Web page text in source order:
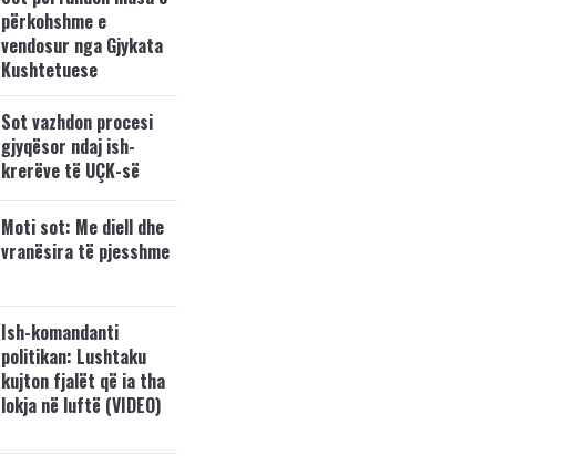
përkohshme e
vendosur nga Gjykata
Kushtetuese
Sot vazhdon procesi
gjyqësor ndaj ish-
krerëve të UÇK-së
Moti sot: Me diell dhe
vranësira të pjesshme
Ish-komandanti
politikan: Lushtaku
kujton fjalët që ia tha
lokja në luftë (VIDEO)